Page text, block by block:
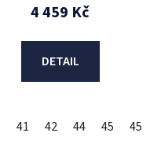
4 459 Kč
DETAIL
41 42 44 45